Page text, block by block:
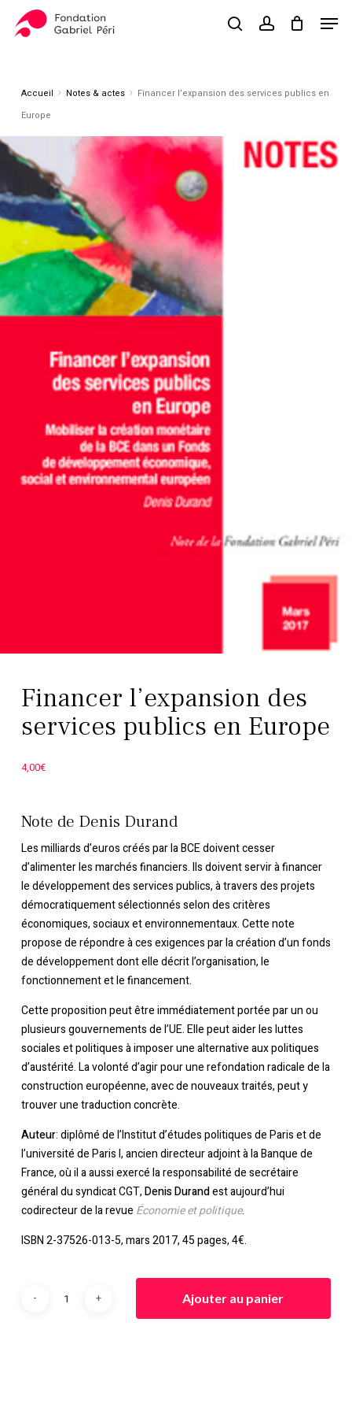
searchaccount
Panier Close
Accueil Notes & actes
Financer l’expansion des services publics en
Europe
Financer l’expansion des
services publics en Europe
4,00€
Note de Denis Durand
Les milliards d’euros créés par la BCE doivent cesser
d’alimenter les marchés financiers. Ils doivent servir à financer
le développement des services publics, à travers des projets
démocratiquement sélectionnés selon des critères
économiques, sociaux et environnementaux. Cette note
propose de répondre à ces exigences par la création d’un fonds
de développement dont elle décrit l’organisation, le
fonctionnement et le financement.
Cette proposition peut être immédiatement portée par un ou
plusieurs gouvernements de l’UE. Elle peut aider les luttes
sociales et politiques à imposer une alternative aux politiques
d’austérité. La volonté d’agir pour une refondation radicale de la
construction européenne, avec de nouveaux traités, peut y
trouver une traduction concrète.
Auteur: diplômé de l’Institut d’études politiques de Paris et de
l’université de Paris I, ancien directeur adjoint à la Banque de
France, où il a aussi exercé la responsabilité de secrétaire
général du syndicat CGT,Denis Durandest aujourd’hui
codirecteur de la revue Économie et politique.
ISBN 2-37526-013-5, mars 2017, 45 pages, 4€.
Ajouter au panier